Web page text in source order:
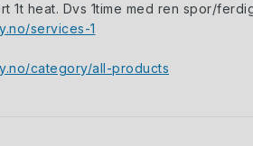
1t heat. Dvs 1time med ren spor/
services-1
category/all-products